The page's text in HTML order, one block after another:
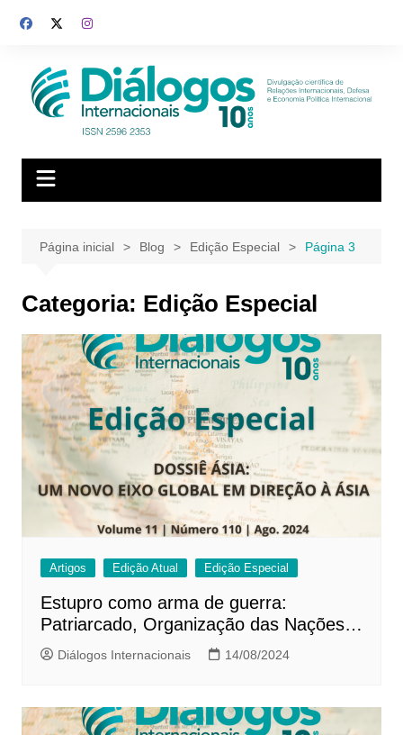
para
conteúdo
Página inicial Blog Edição Especial Página 3
Categoria: Edição Especial
Artigos Edição Atual Edição Especial
Estupro como arma de guerra:
Patriarcado, Organização das Nações
Unidas e “mulheres de conforto”
coreanas￼
Diálogos Internacionais 14/08/2024